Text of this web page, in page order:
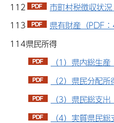
112
市町村税徴収状
113
県有財産（PDF：
114県民所得
（1）県内総生
（2）県民分配
（3）県民総支
（4）実質県民